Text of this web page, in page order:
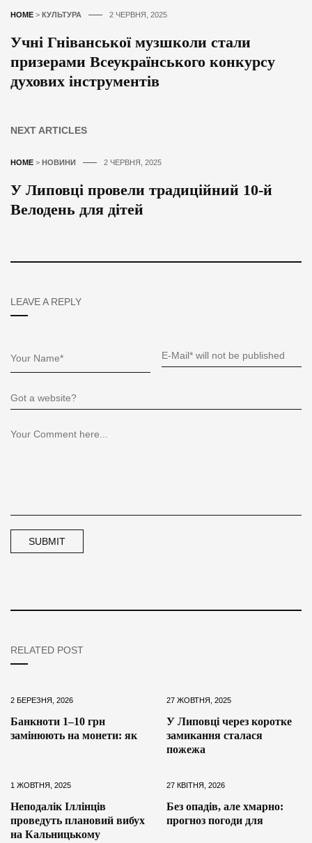
HOME > КУЛЬТУРА 2 ЧЕРВНЯ, 2025
Учні Гніванської музшколи стали
призерами Всеукраїнського конкурсу
духових інструментів
NEXT ARTICLES
HOME > НОВИНИ 2 ЧЕРВНЯ, 2025
У Липовці провели традиційний 10-й
Велодень для дітей
LEAVE A REPLY
RELATED POST
2 БЕРЕЗНЯ, 2026
Банкноти 1–10 грн
замінюють на монети: як
27 ЖОВТНЯ, 2025
У Липовці через коротке
замикання сталася
пожежа
1 ЖОВТНЯ, 2025
Неподалік Іллінців
проведуть плановий вибух
на Кальницькому
27 КВІТНЯ, 2026
Без опадів, але хмарно:
прогноз погоди для